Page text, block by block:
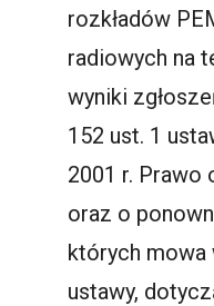
rozkładów
radiowych na
wyniki
152 ust. 1
2001 r. Prawo
oraz o
których mowa
ustawy,